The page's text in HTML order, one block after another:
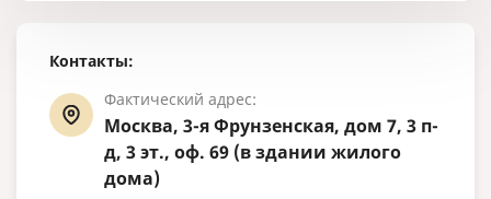
Контакты:
Фактический адрес:
Москва, 3-я Фрунзенская, дом 7, 3 п-
д, 3 эт., оф. 69 (в здании жилого
дома)